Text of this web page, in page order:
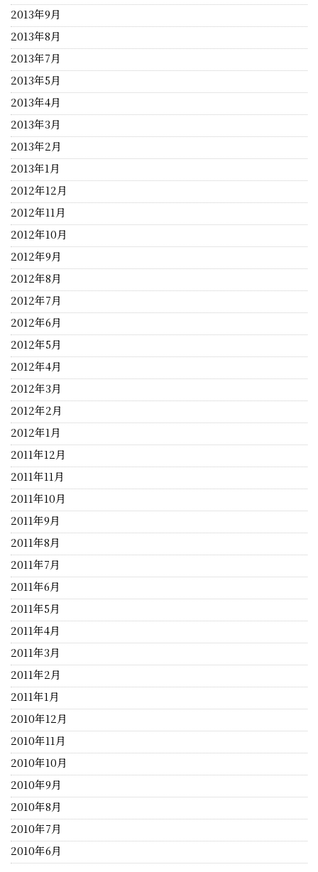
2013年9月
2013年8月
2013年7月
2013年5月
2013年4月
2013年3月
2013年2月
2013年1月
2012年12月
2012年11月
2012年10月
2012年9月
2012年8月
2012年7月
2012年6月
2012年5月
2012年4月
2012年3月
2012年2月
2012年1月
2011年12月
2011年11月
2011年10月
2011年9月
2011年8月
2011年7月
2011年6月
2011年5月
2011年4月
2011年3月
2011年2月
2011年1月
2010年12月
2010年11月
2010年10月
2010年9月
2010年8月
2010年7月
2010年6月